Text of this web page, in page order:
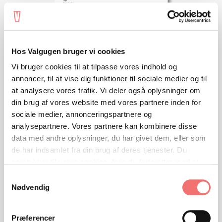
Hos Valgugen bruger vi cookies
Vi bruger cookies til at tilpasse vores indhold og
annoncer, til at vise dig funktioner til sociale medier og til
at analysere vores trafik. Vi deler også oplysninger om
din brug af vores website med vores partnere inden for
sociale medier, annonceringspartnere og
analysepartnere. Vores partnere kan kombinere disse
data med andre oplysninger, du har givet dem, eller som
de har indsamlet fra din brug af deres tjenester. Du
Nødvendig
Præferencer
VIEW
Brain break
Fang elevrådsforpersonen